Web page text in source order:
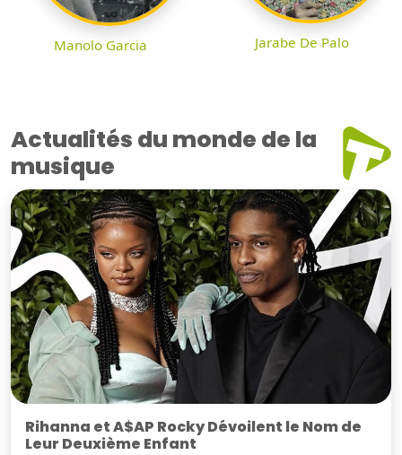
Manolo Garcia Jarabe De Palo
Actualités du monde de la
musique
Rihanna et A$AP Rocky Dévoilent le Nom de
Leur Deuxième Enfant